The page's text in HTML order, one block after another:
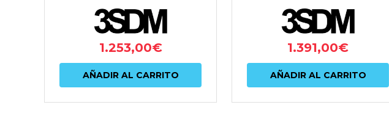
1.253,00€
AÑADIR AL CARRITO
1.391,00€
AÑADIR AL CARRITO